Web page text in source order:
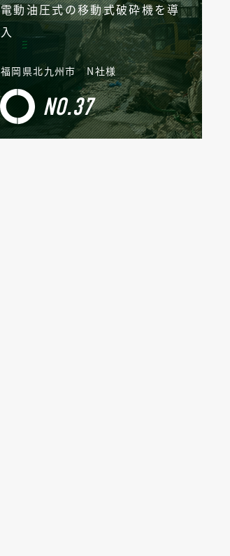
電動油圧式の移動式破砕機を導
入
福岡県北九州市 N社様
NO.37